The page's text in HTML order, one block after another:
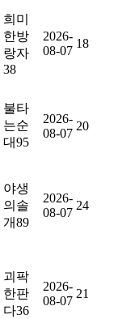
희미
한방
랑자
38
2026-
08-07
18
불타
는순
대95
2026-
08-07
20
야생
의솔
개89
2026-
08-07
24
괴팍
한판
다36
2026-
08-07
21